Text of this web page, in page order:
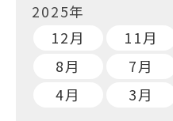
2025年
12月
11月
8月
7月
4月
3月